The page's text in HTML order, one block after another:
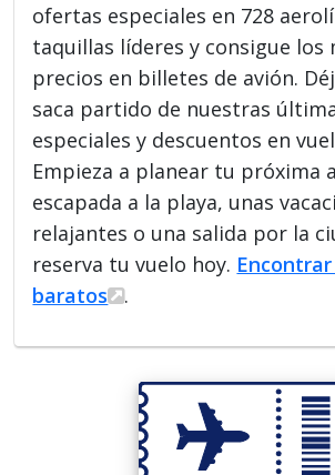
ofertas especiales en 728
taquillas líderes y consigue los
precios en billetes de avión.
saca partido de nuestras
especiales y descuentos en
Empieza a planear tu próxima
escapada a la playa, unas
relajantes o una salida por la
reserva tu vuelo hoy.
baratos
.